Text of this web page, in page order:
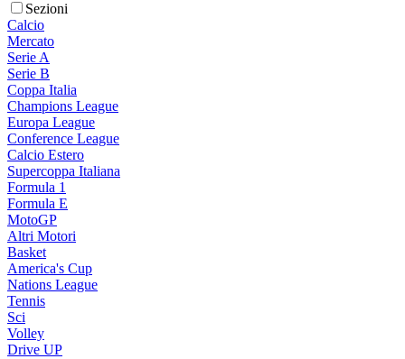
Sezioni
Calcio
Mercato
Serie A
Serie B
Coppa Italia
Champions League
Europa League
Conference League
Calcio Estero
Supercoppa Italiana
Formula 1
Formula E
MotoGP
Altri Motori
Basket
America's Cup
Nations League
Tennis
Sci
Volley
Drive UP